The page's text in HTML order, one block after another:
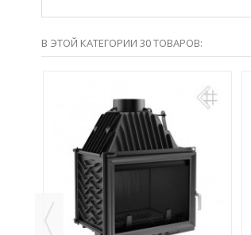
В ЭТОЙ КАТЕГОРИИ 30 ТОВАРОВ: